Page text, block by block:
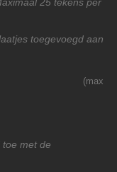
25 tekens per
toegevoegd aan
(max
toe met de